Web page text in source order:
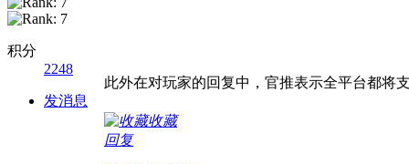
积分
2248
发消息
此外在对玩家的回复中，官推表示全平台都将
收藏
回复